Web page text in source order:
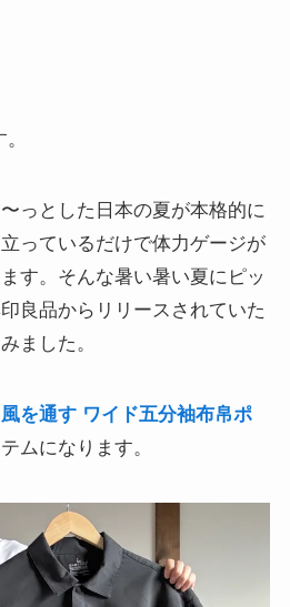
っとした日本の夏が本格的に
っているだけで体力ゲージが
す。そんな暑い暑い夏にピッ
良品からリリースされていた
ました。
風を通す ワイド五分袖布帛ポ
ムになります。